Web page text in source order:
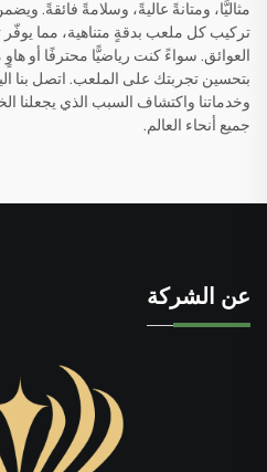
مثاليًّا، ومتانةً عاليةً، وسلامةً فائقةً.
تركيب كل ملعب بدقةٍ متناهية، مما
بتحسين تجربتك على الملعب. اتصل بنا
وخدماتنا واكتشاف السبب الذي يجعلنا
جميع أنحاء العالم.
عن الشركة